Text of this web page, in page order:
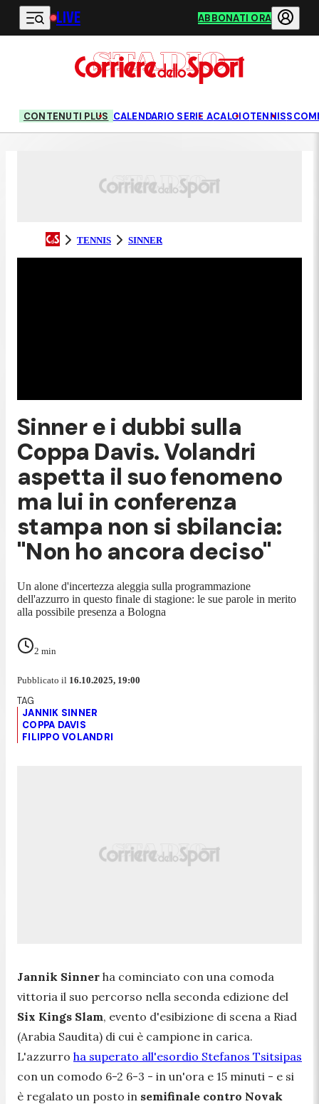
Vai al contenuto principale
LIVE ABBONATI ORA
CONTENUTI PLUS CALENDARIO SERIE ACALCIOTENNIS
TENNIS SINNER
Sinner e i dubbi sulla
Coppa Davis. Volandri
aspetta il suo fenomeno
ma lui in conferenza
stampa non si sbilancia:
"Non ho ancora deciso"
Un alone d'incertezza aleggia sulla programmazione
dell'azzurro in questo finale di stagione: le sue parole in merito
alla possibile presenza a Bologna
2 min
Pubblicato il 16.10.2025, 19:00
JANNIK SINNER
COPPA DAVIS
FILIPPO VOLANDRI
Jannik Sinner ha cominciato con una comoda
vittoria il suo percorso nella seconda edizione del
Six Kings Slam, evento d'esibizione di scena a Riad
(Arabia Saudita) di cui è campione in carica.
L'azzurro ha superato all'esordio Stefanos Tsitsipas
con un comodo 6-2 6-3 - in un'ora e 15 minuti - e si
è regalato un posto in semifinale contro Novak